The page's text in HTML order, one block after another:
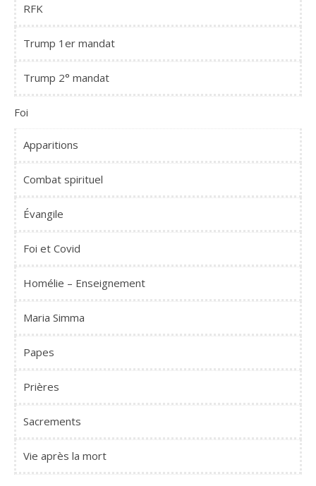
RFK
Trump 1er mandat
Trump 2° mandat
Foi
Apparitions
Combat spirituel
Évangile
Foi et Covid
Homélie – Enseignement
Maria Simma
Papes
Prières
Sacrements
Vie après la mort